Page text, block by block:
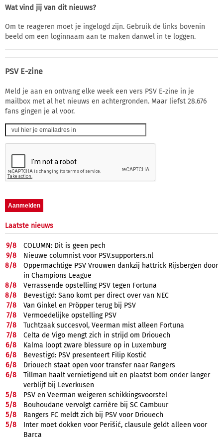
Wat vind jij van dit nieuws?
Om te reageren moet je ingelogd zijn. Gebruik de links bovenin
beeld om een loginnaam aan te maken danwel in te loggen.
PSV E-zine
Meld je aan en ontvang elke week een vers PSV E-zine in je
mailbox met al het nieuws en achtergronden. Maar liefst 28.676
fans gingen je al voor.
Laatste nieuws
9/8
COLUMN: Dit is geen pech
9/8
Nieuwe columnist voor PSV.supporters.nl
8/8
Oppermachtige PSV Vrouwen dankzij hattrick Rijsbergen door
in Champions League
8/8
Verrassende opstelling PSV tegen Fortuna
8/8
Bevestigd: Sano komt per direct over van NEC
7/8
Van Ginkel en Pröpper terug bij PSV
7/8
Vermoedelijke opstelling PSV
7/8
Tuchtzaak succesvol, Veerman mist alleen Fortuna
7/8
Celta de Vigo mengt zich in strijd om Driouech
6/8
Kalma loopt zware blessure op in Luxemburg
6/8
Bevestigd: PSV presenteert Filip Kostić
6/8
Driouech staat open voor transfer naar Rangers
6/8
Tillman haalt vernietigend uit en plaatst bom onder langer
verblijf bij Leverkusen
5/8
PSV en Veerman weigeren schikkingsvoorstel
5/8
Bouhoudane vervolgt carrière bij SC Cambuur
5/8
Rangers FC meldt zich bij PSV voor Driouech
5/8
Inter moet dokken voor Perišić, clausule geldt alleen voor
Barça